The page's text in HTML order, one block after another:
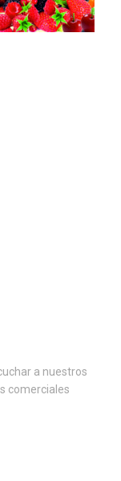
a nuestros
comerciales